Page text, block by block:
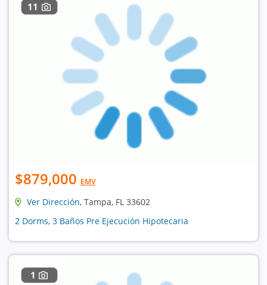
11
$879,000 EMV
Ver Dirección, Tampa, FL 33602
2 Dorms, 3 Baños Pre Ejecución Hipotecaria
1